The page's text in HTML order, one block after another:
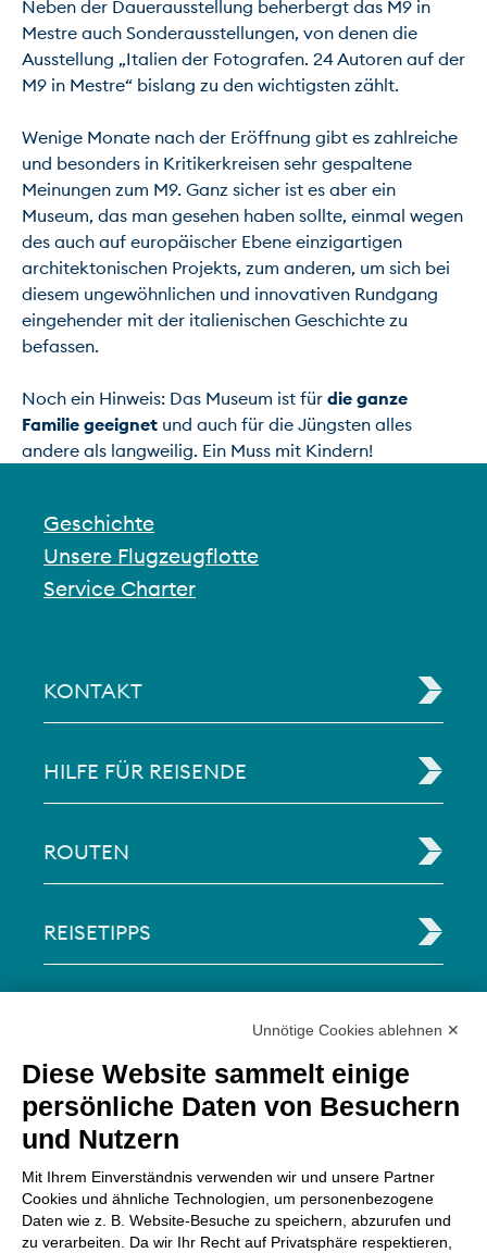
Neben der Dauerausstellung beherbergt das M9 in
Mestre auch Sonderausstellungen, von denen die
Ausstellung „Italien der Fotografen. 24 Autoren auf der
M9 in Mestre“ bislang zu den wichtigsten zählt.
Wenige Monate nach der Eröffnung gibt es zahlreiche
und besonders in Kritikerkreisen sehr gespaltene
Meinungen zum M9. Ganz sicher ist es aber ein
Museum, das man gesehen haben sollte, einmal wegen
des auch auf europäischer Ebene einzigartigen
architektonischen Projekts, zum anderen, um sich bei
diesem ungewöhnlichen und innovativen Rundgang
eingehender mit der italienischen Geschichte zu
befassen.
Noch ein Hinweis: Das Museum ist für die ganze
Familie geeignet und auch für die Jüngsten alles
andere als langweilig. Ein Muss mit Kindern!
Geschichte
Unsere Flugzeugflotte
Service Charter
KONTAKT
HILFE FÜR REISENDE
ROUTEN
REISETIPPS
Via Paolo Bembo, 70 37062
Dossobuono di Villafranca (VR) Italy
Unnötige Cookies ablehnen ✕
Diese Website sammelt einige
persönliche Daten von Besuchern
und Nutzern
Mit Ihrem Einverständnis verwenden wir und unsere Partner
Cookies und ähnliche Technologien, um personenbezogene
Daten wie z. B. Website-Besuche zu speichern, abzurufen und
zu verarbeiten. Da wir Ihr Recht auf Privatsphäre respektieren,